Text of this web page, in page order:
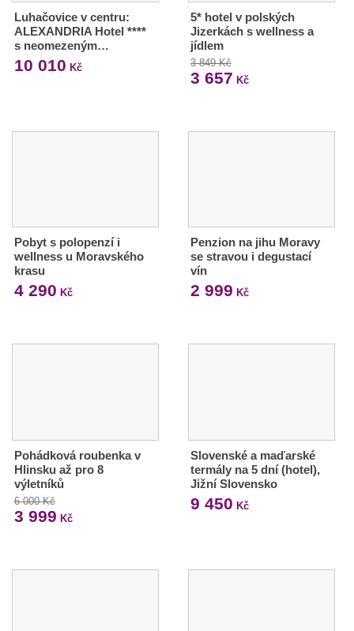
Luhačovice v centru:
ALEXANDRIA Hotel ****
s neomezeným…
10 010 Kč
5* hotel v polských
Jizerkách s wellness a
jídlem
3 849 Kč
3 657 Kč
Pobyt s polopenzí i
wellness u Moravského
krasu
4 290 Kč
Penzion na jihu Moravy
se stravou i degustací
vín
2 999 Kč
Pohádková roubenka v
Hlinsku až pro 8
výletníků
6 000 Kč
3 999 Kč
Slovenské a maďarské
termály na 5 dní (hotel),
Jižní Slovensko
9 450 Kč